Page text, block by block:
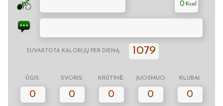
0
SUVARTOTA KALORIJŲ PER DIENĄ: 1079
ŪGIS: SVORIS: KRŪTINĖ: JUOSMUO: KLUBAI:
0 0 0 0 0